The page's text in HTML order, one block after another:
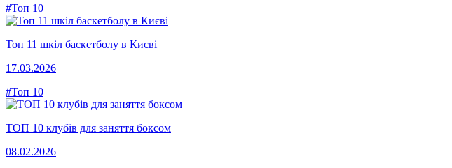
#Топ 10
Топ 11 шкіл баскетболу в Києві
17.03.2026
#Топ 10
ТОП 10 клубів для заняття боксом
08.02.2026